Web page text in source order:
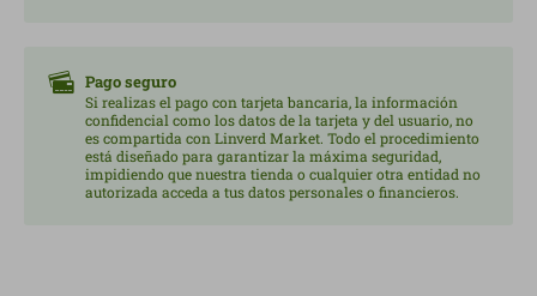
Pago seguro
Si realizas el pago con tarjeta bancaria, la información
confidencial como los datos de la tarjeta y del usuario, no
es compartida con Linverd Market. Todo el procedimiento
está diseñado para garantizar la máxima seguridad,
impidiendo que nuestra tienda o cualquier otra entidad no
autorizada acceda a tus datos personales o financieros.